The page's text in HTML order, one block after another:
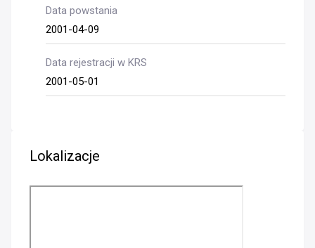
Data powstania
2001-04-09
Data rejestracji w KRS
2001-05-01
Lokalizacje